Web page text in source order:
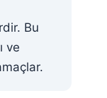
Bu
ve